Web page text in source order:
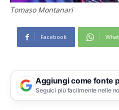
Tomaso Montanari
Facebook
Aggiungi come fonte
Seguici più facilmente nelle